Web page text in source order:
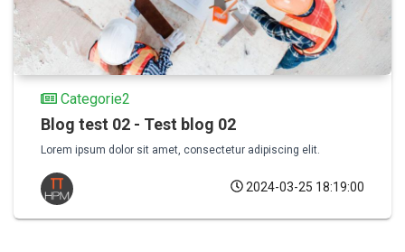
Categorie2
Blog test 02 - Test blog 02
Lorem ipsum dolor sit amet, consectetur adipiscing elit.
2024-03-25 18:19:00